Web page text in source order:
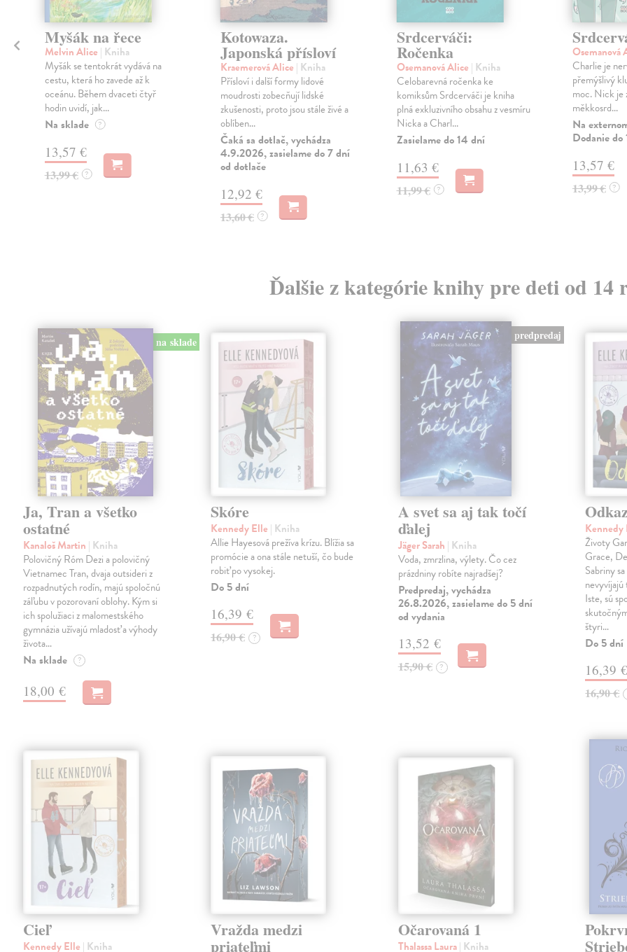
Myšák na řece
Melvin Alice | Kniha
Myšák se tentokrát vydává na
cestu, která ho zavede až k
oceánu. Během dvaceti čtyř
hodin uvidí, jak...
Na sklade ?
13,57 €
13,99 € ?
Kotowaza.
Japonská přísloví
Kraemerová Alice | Kniha
Přísloví i další formy lidové
moudrosti zobecňují lidské
zkušenosti, proto jsou stále živé a
oblíben...
Čaká sa dotlač, vychádza
4.9.2026, zasielame do 7 dní
od dotlače
12,92 €
13,60 € ?
Srdcerváči:
Ročenka
Osemanová Alice | Kniha
Celobarevná ročenka ke
komiksům Srdcerváči je kniha
plná exkluzivního obsahu z vesmíru
Nicka a Charl...
Zasielame do 14 dní
11,63 €
11,99 € ?
Osemanová
Charlie je
přemýšlivý
moc. Nick je
měkkosrd...
Na
Dodanie do
13,57 €
13,99 € ?
Ďalšie z kategórie knihy pre deti od 14
na sklade
Ja, Tran a všetko
ostatné
Kanaloš Martin | Kniha
Polovičný Róm Dezi a polovičný
Vietnamec Tran, dvaja outsideri z
rozpadnutých rodín, majú spoločnú
záľubu v pozorovaní oblohy. Kým si
ich spolužiaci z malomestského
gymnázia užívajú mladosť a výhody
života…
Na sklade ?
18,00 €
Skóre
Kennedy Elle | Kniha
Allie Hayesová prežíva krízu. Blížia sa
promócie a ona stále netuší, čo bude
robiť po vysokej.
Do 5 dní
16,39 €
16,90 € ?
predpredaj
A svet sa aj tak točí
ďalej
Jäger Sarah | Kniha
Voda, zmrzlina, výlety. Čo cez
prázdniny robíte najradšej?
Predpredaj, vychádza
26.8.2026, zasielame do 5 dní
od vydania
13,52 €
15,90 € ?
Odkaz
Kennedy
Životy
Grace,
Sabriny
nevyvíjajú
Iste, sú
štyri…
Do 5 dní
16,39 €
16,90 €
Cieľ
Kennedy Elle | Kniha
Vražda medzi
priateľmi
Očarovaná 1
Thalassa Laura| Kniha